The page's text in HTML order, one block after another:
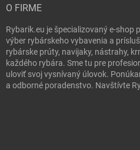
O FIRME
Rybarik.eu je špecializovaný e-shop
výber rybárskeho vybavenia a
rybárske prúty, navijaky, nástrahy,
každého rybára. Sme tu pre
uloviť svoj vysnívaný úlovok.
a odborné poradenstvo. Navštívte